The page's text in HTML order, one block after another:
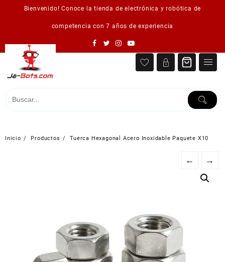
Bienvenido! Conoce la tienda de electrónica y robótica de
competencia con 7 años de experiencia
Inicio Productos Tuerca Hexagonal Acero Inoxidable Paquete X10
← →